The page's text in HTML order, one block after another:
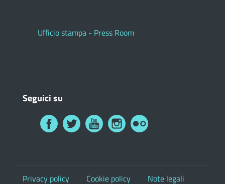
Ufficio stampa - Press Room
Seguici su
Privacy policy Cookie policy Note legali